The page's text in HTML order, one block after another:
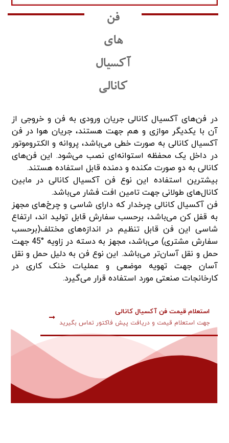
فن
های
آکسیال
کانالی
در فن‌های آکسیال کانالی جریان ورودی به فن و خروجی از
آن با یکدیگر موازی و هم جهت هستند، جریان هوا در فن
آکسیال کانالی به صورت خطی می‌باشد، پروانه و الکتروموتور
در داخل یک محفظه استوانه‌ای نصب می‌شود. این فن‌های
کانالی به دو صورت مکنده و دمنده قابل استفاده هستند.
بیشترین استفاده این نوع فن آکسیال کانالی در مابین
کانال‌های طولانی جهت تامین افت فشار می‌باشد.
فن آکسیال کانالی چرخدار که دارای شاسی و چرخ‌های مجهز
به قفل کن می‌باشد، برحسب سفارش قابل تولید اند، ارتفاع
شاسی این فن قابل تنظیم در اندازه‌های مختلف(برحسب
سفارش مشتری) می‌باشد، مجهز به دسته در زاویه °45 جهت
حمل و نقل آسان‌تر می‌باشد. این نوع فن به دلیل حمل و نقل
آسان جهت تهویه موضعی و عملیات خنک کاری در
کارخانجات صنعتی مورد استفاده قرار می‌گیرد.
استعلام قیمت فن آکسیال کانالی
جهت استعلام قیمت و دریافت پیش فاکتور تماس بگیرید